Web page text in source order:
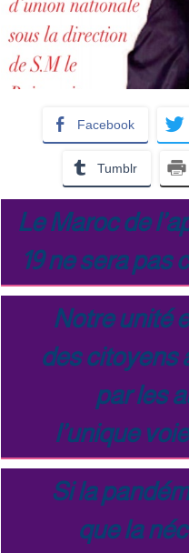
Facebook
Tumblr
Le Maroc de
19 ne sera pas
Notre unité
des citoyens
par les
l’unique
Si la
que la